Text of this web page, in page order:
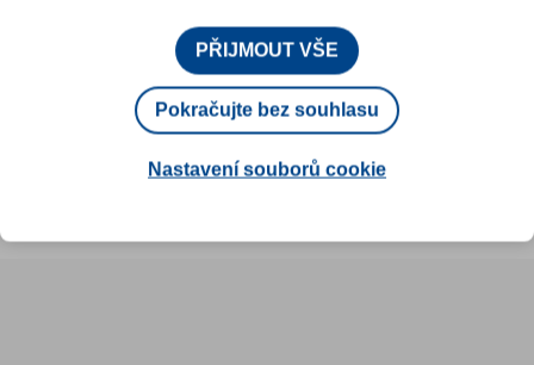
TECHNICKÝ LIST (EN)
PŘIJMOUT VŠE
Pokračujte bez souhlasu
Nastavení souborů cookie